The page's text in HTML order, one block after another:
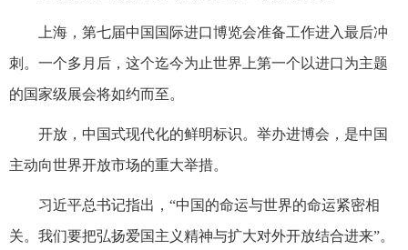
上海，第七届中国国际进口博览会准备工作进入最后冲
刺。一个多月后，这个迄今为止世界上第一个以进口为主题
的国家级展会将如约而至。
开放，中国式现代化的鲜明标识。举办进博会，是中国
主动向世界开放市场的重大举措。
习近平总书记指出，“中国的命运与世界的命运紧密相
关。我们要把弘扬爱国主义精神与扩大对外开放结合进来”。